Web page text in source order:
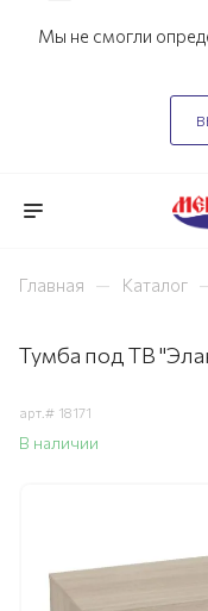
Мы не смогли
Главная — Каталог
Тумба под ТВ
арт.# 18171
В наличии